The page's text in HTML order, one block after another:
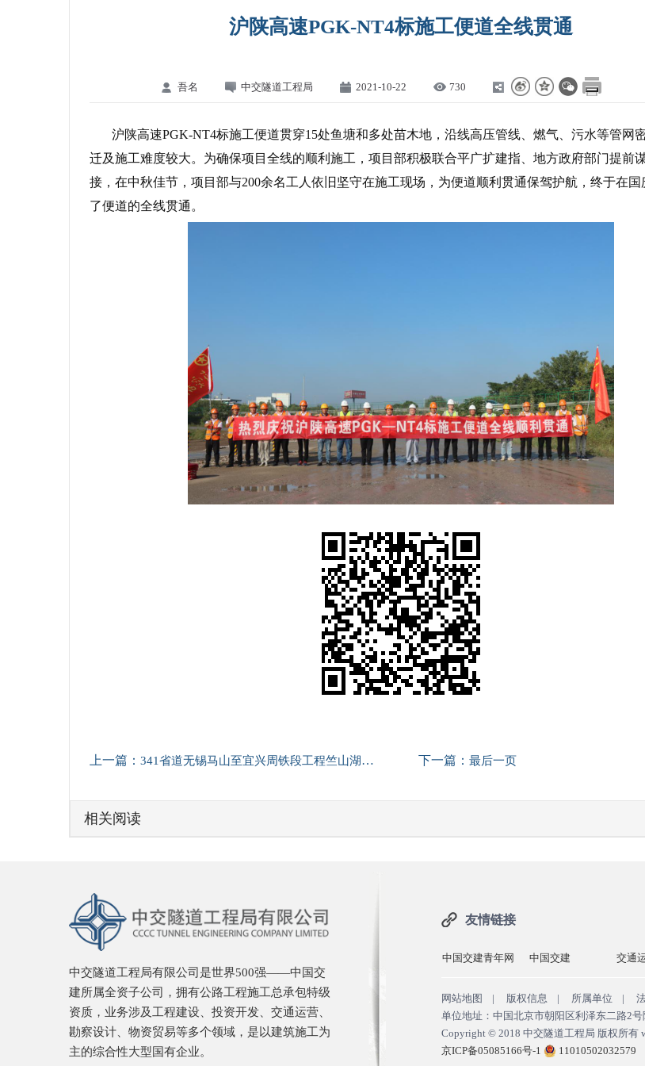
沪陕高速PGK-NT4标施工便道全线贯通
吾名 中交隧道工程局 2021-10-22 730
沪陕高速PGK-NT4标施工便道贯穿15处鱼塘和多处苗木地，沿线高压管线、燃气、污水等管网
迁及施工难度较大。为确保项目全线的顺利施工，项目部积极联合平广扩建指、地方政府部门提前
接，在中秋佳节，项目部与200余名工人依旧坚守在施工现场，为便道顺利贯通保驾护航，终于在国
了便道的全线贯通。
上一篇： 341省道无锡马山至宜兴周铁段工程竺山湖隧道马山侧首次顺利回水 下一篇： 最后一页
相关阅读
中交隧道工程局有限公司是世界500强——中国交
建所属全资子公司，拥有公路工程施工总承包特级
资质，业务涉及工程建设、投资开发、交通运营、
勘察设计、物资贸易等多个领域，是以建筑施工为
主的综合性大型国有企业。
友情链接
中国交建青年网 中国交建 交通
网站地图 | 版权信息 | 所属单位 |
单位地址：中国北京市朝阳区利泽东二路2
Copyright © 2018 中交隧道工程局 版权所有
京ICP备05085166号-1
11010502032579